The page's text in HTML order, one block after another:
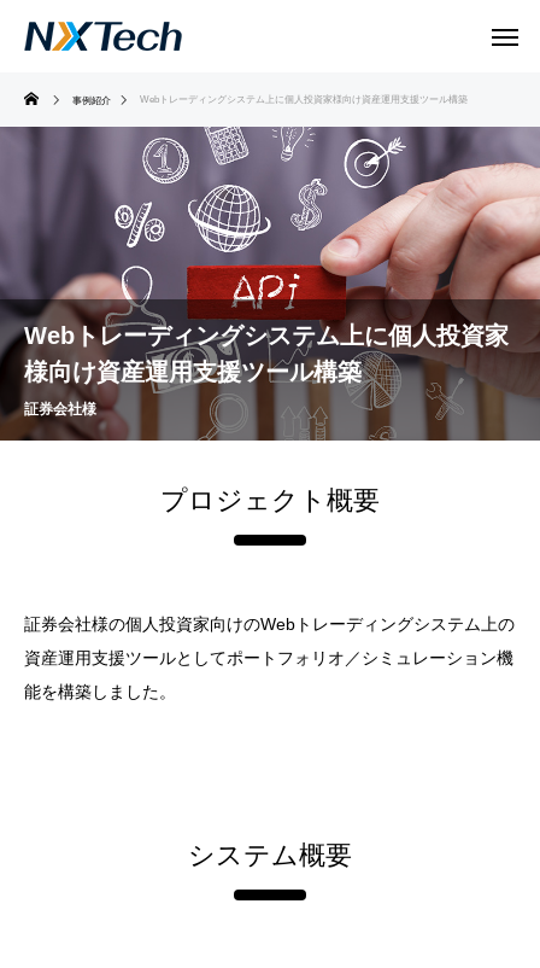
事例紹介 Webトレーディングシステム上に個人投資家様向け資産運用支援ツール構築
Webトレーディングシステム上に個人投資家
様向け資産運用支援ツール構築
証券会社様
プロジェクト概要
証券会社様の個人投資家向けのWebトレーディングシステム上の
資産運用支援ツールとしてポートフォリオ／シミュレーション機
能を構築しました。
システム概要